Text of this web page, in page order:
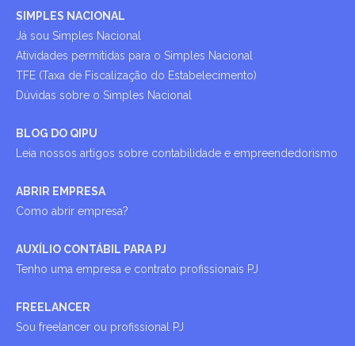
SIMPLES NACIONAL
Já sou Simples Nacional
Atividades permitidas para o Simples Nacional
TFE (Taxa de Fiscalização do Estabelecimento)
Dúvidas sobre o Simples Nacional
BLOG DO QIPU
Leia nossos artigos sobre contabilidade e empreendedorismo
ABRIR EMPRESA
Como abrir empresa?
AUXÍLIO CONTÁBIL PARA PJ
Tenho uma empresa e contrato profissionais PJ
FREELANCER
Sou freelancer ou profissional PJ